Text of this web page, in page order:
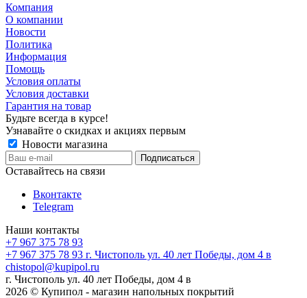
Компания
О компании
Новости
Политика
Информация
Помощь
Условия оплаты
Условия доставки
Гарантия на товар
Будьте всегда в курсе!
Узнавайте о скидках и акциях первым
Новости магазина
Оставайтесь на связи
Вконтакте
Telegram
Наши контакты
+7 967 375 78 93
+7 967 375 78 93 г. Чистополь ул. 40 лет Победы, дом 4 в
chistopol@kupipol.ru
г. Чистополь ул. 40 лет Победы, дом 4 в
2026 © Купипол - магазин напольных покрытий